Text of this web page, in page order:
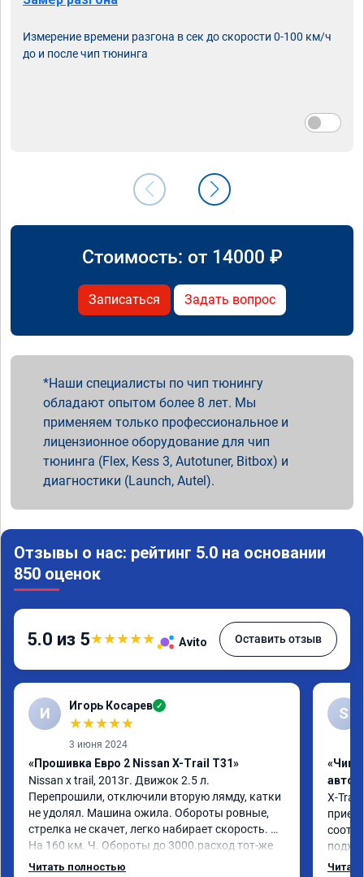
Измерение времени разгона в сек до скорости 0-100 км/ч
до и после чип тюнинга
Стоимость: от 14000 ₽
Записаться Задать вопрос
Наши специалисты по чип тюнингу
обладают опытом более 8 лет. Мы
применяем только профессиональное и
лицензионное оборудование для чип
тюнинга (Flex, Kess 3, Autotuner, Bitbox) и
диагностики (Launch, Autel).
Отзывы о нас: рейтинг 5.0 на основании
850 оценок
5.0 из 5★★★★★ Avito Оставить отзыв
И Игорь Косарев ✓
★★★★★
3 июня 2024
«Прошивка Евро 2 Nissan X-Trail T31»
Nissan x trаil, 2013г. Движок 2.5 л.
Перепрошили, отключили вторую лямду, катки
не удолял. Машина ожила. Обороты ровные,
стрелка не скачет, легко набирает скорость.
На 160 км. Ч. Обороты до 3000.расход тот-же
без изменения 12л. Услугой доволен.
Читать полностью
S
«Чип
X-Trail